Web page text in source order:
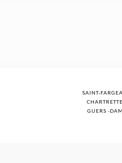
SAINT-
GUERS -